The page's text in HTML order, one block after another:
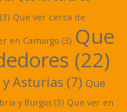
(3) Que ver cerca de
en Camargo (3) Que
(22)
Asturias (7) Que
y Burgos (3) Que ver en